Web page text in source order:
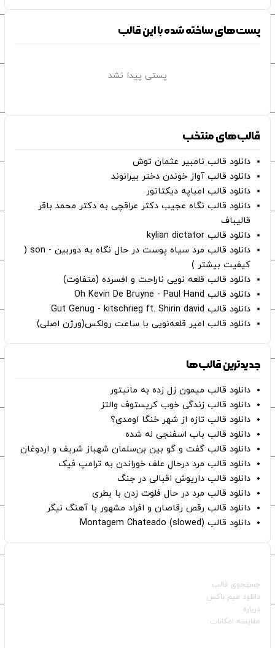
پست‌های ساخته شده با این قالب
پستی پیدا نشد
قالب‌های منتخب
دانلود قالب نامبیر عثمان ‌توش
دانلود قالب آواز خوندن دختر بیرانوند
دانلود قالب امباپه دیکتاتور
دانلود قالب نگاه عجیب دکتر عراقچی به دکتر محمد باقر
قالیباف
دانلود قالب kylian dictator
دانلود قالب مرد سیاه پوست در حال نگاه به دوربین - son (
کیفیت بیشتر )
دانلود قالب قلعه نویی ناراحت و افسرده (متفاوت)
دانلود قالب Oh Kevin De Bruyne - Paul Hand
دانلود قالب Gut Genug - kitschrieg ft. Shirin david
دانلود قالب امیر قلعه‌نویی با ساعت رولکس(ورژن اصلی)
جدیدترین قالب‌ها
دانلود قالب میمون زل زده به مانیتور
دانلود قالب زندگی خوب کریستوف والتز
دانلود قالب تازه از شهر خنگا اومدی؟
دانلود قالب باب اسفنجی له شده
دانلود قالب گفت و گو بین بن‌سلمان شهباز شریف و اردوغان
دانلود قالب مرد درحال علف خوراندن به ترامپ فیک
دانلود قالب داریوش اقبالی در جنگ
دانلود قالب مرد در حال فلوت زدن با بطری
دانلود قالب رقص رقاصان و افراد مشهور با آهنگ نیگر
دانلود قالب Montagem Chateado (slowed)
جستجوی قالب
دانلود میم باکس
درباره
مقایسه امکانات